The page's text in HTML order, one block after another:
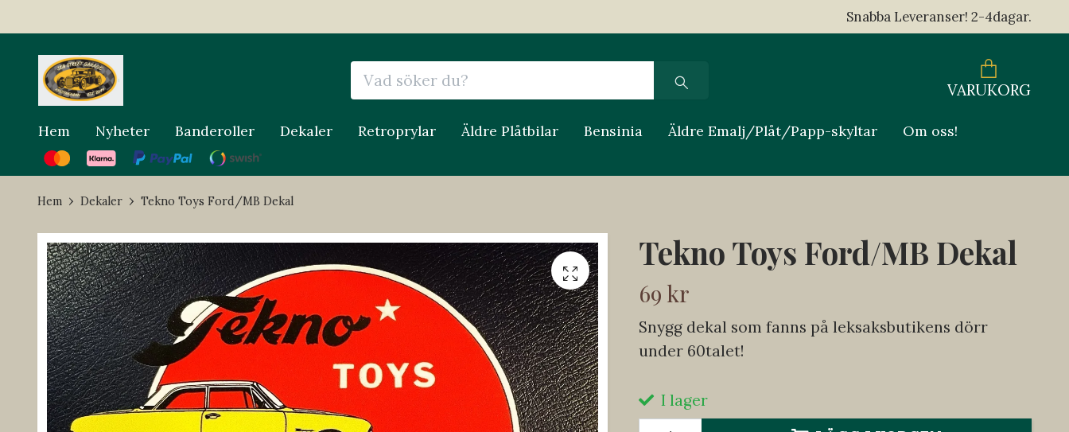
Snabba Leveranser! 2-4dagar.
VARUKORG
Hem Nyheter Banderoller Dekaler Retroprylar Äldre Plåtbilar Bensinia Äldre Emalj/Plåt/Papp-skyltar Om oss!
Hem Dekaler Tekno Toys Ford/MB Dekal
Tekno Toys Ford/MB Dekal
69 kr
Snygg dekal som fanns på leksaksbutikens dörr
under 60talet!
I lager